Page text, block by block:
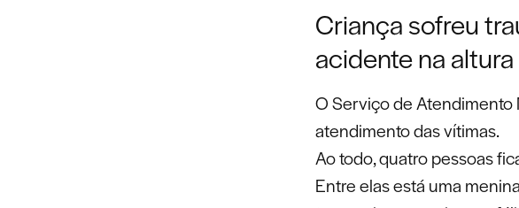
Criança sofreu
acidente na
O Serviço de Atendimento
atendimento das vítimas.
Ao todo, quatro pessoas
Entre elas está uma